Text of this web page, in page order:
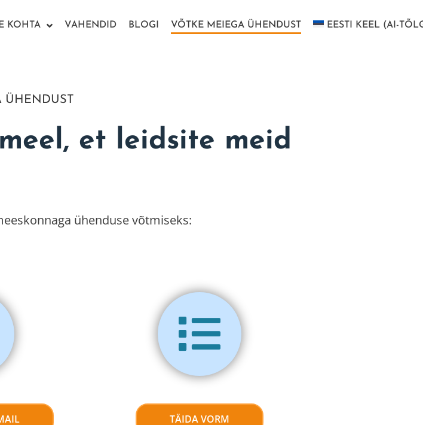
KOHTA VAHENDID BLOGI VÕTKE MEIEGA ÜHENDUST EESTI KEEL (AI-
ÜHENDUST
et leidsite meid
ühenduse võtmiseks:
TÄIDA VORM